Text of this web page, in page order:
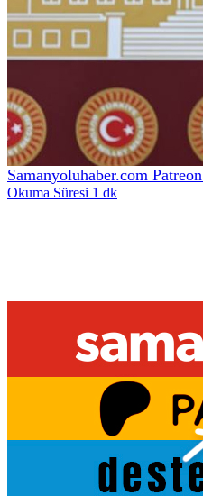
Samanyoluhaber.com
Okuma Süresi 1 dk